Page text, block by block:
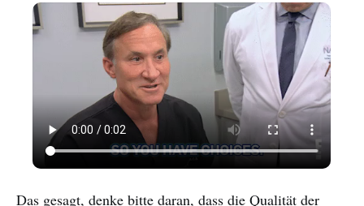
Das gesagt, denke bitte daran, dass die Qualität der